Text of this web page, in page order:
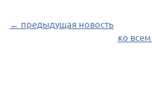
← предыдущая новость
ко